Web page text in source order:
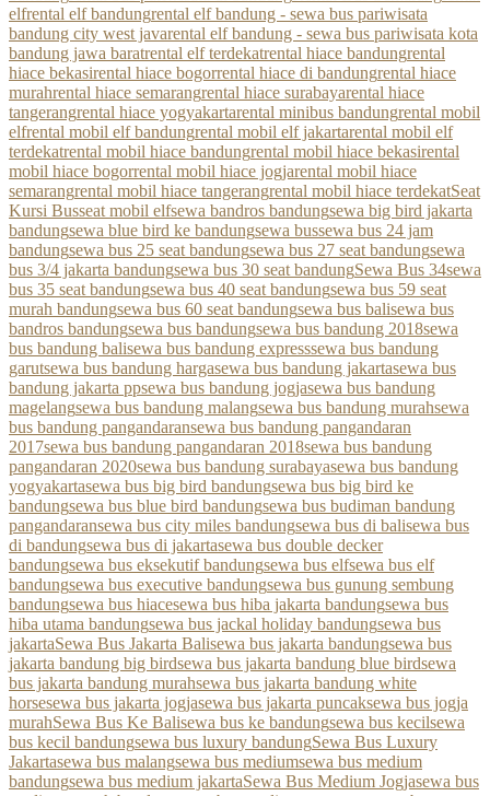
elfrental elf bandungrental elf bandung - sewa bus pariwisata
bandung city west javarental elf bandung - sewa bus pariwisata kota
bandung jawa baratrental elf terdekatrental hiace bandungrental
hiace bekasirental hiace bogorrental hiace di bandungrental hiace
murahrental hiace semarangrental hiace surabayarental hiace
tangerangrental hiace yogyakartarental minibus bandungrental mobil
elfrental mobil elf bandungrental mobil elf jakartarental mobil elf
terdekatrental mobil hiace bandungrental mobil hiace bekasirental
mobil hiace bogorrental mobil hiace jogjarental mobil hiace
semarangrental mobil hiace tangerangrental mobil hiace terdekatSeat
Kursi Busseat mobil elfsewa bandros bandungsewa big bird jakarta
bandungsewa blue bird ke bandungsewa bussewa bus 24 jam
bandungsewa bus 25 seat bandungsewa bus 27 seat bandungsewa
bus 3/4 jakarta bandungsewa bus 30 seat bandungSewa Bus 34sewa
bus 35 seat bandungsewa bus 40 seat bandungsewa bus 59 seat
murah bandungsewa bus 60 seat bandungsewa bus balisewa bus
bandros bandungsewa bus bandungsewa bus bandung 2018sewa
bus bandung balisewa bus bandung expresssewa bus bandung
garutsewa bus bandung hargasewa bus bandung jakartasewa bus
bandung jakarta ppsewa bus bandung jogjasewa bus bandung
magelangsewa bus bandung malangsewa bus bandung murahsewa
bus bandung pangandaransewa bus bandung pangandaran
2017sewa bus bandung pangandaran 2018sewa bus bandung
pangandaran 2020sewa bus bandung surabayasewa bus bandung
yogyakartasewa bus big bird bandungsewa bus big bird ke
bandungsewa bus blue bird bandungsewa bus budiman bandung
pangandaransewa bus city miles bandungsewa bus di balisewa bus
di bandungsewa bus di jakartasewa bus double decker
bandungsewa bus eksekutif bandungsewa bus elfsewa bus elf
bandungsewa bus executive bandungsewa bus gunung sembung
bandungsewa bus hiacesewa bus hiba jakarta bandungsewa bus
hiba utama bandungsewa bus jackal holiday bandungsewa bus
jakartaSewa Bus Jakarta Balisewa bus jakarta bandungsewa bus
jakarta bandung big birdsewa bus jakarta bandung blue birdsewa
bus jakarta bandung murahsewa bus jakarta bandung white
horsesewa bus jakarta jogjasewa bus jakarta puncaksewa bus jogja
murahSewa Bus Ke Balisewa bus ke bandungsewa bus kecilsewa
bus kecil bandungsewa bus luxury bandungSewa Bus Luxury
Jakartasewa bus malangsewa bus mediumsewa bus medium
bandungsewa bus medium jakartaSewa Bus Medium Jogjasewa bus